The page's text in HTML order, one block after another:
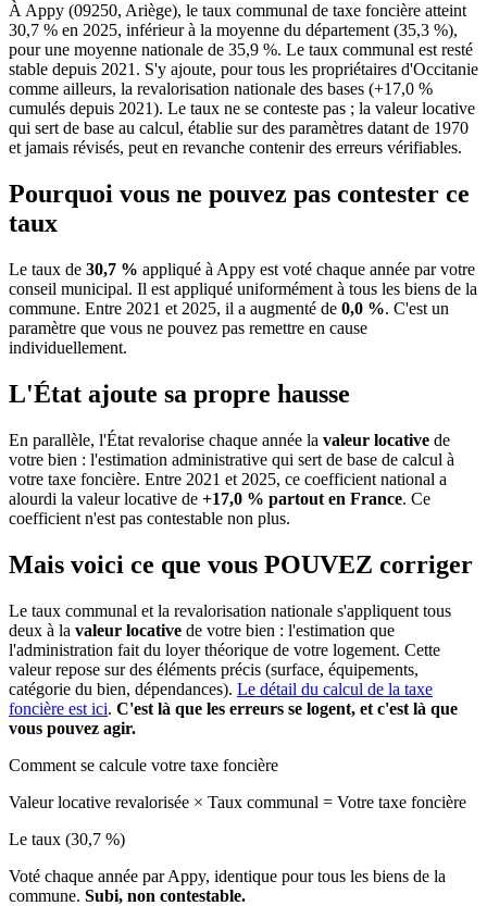
À Appy (09250, Ariège), le taux communal de taxe foncière atteint
30,7 % en 2025, inférieur à la moyenne du département (35,3 %),
pour une moyenne nationale de 35,9 %. Le taux communal est resté
stable depuis 2021. S'y ajoute, pour tous les propriétaires d'Occitanie
comme ailleurs, la revalorisation nationale des bases (+17,0 %
cumulés depuis 2021). Le taux ne se conteste pas ; la valeur locative
qui sert de base au calcul, établie sur des paramètres datant de 1970
et jamais révisés, peut en revanche contenir des erreurs vérifiables.
Pourquoi vous ne pouvez pas contester ce
taux
Le taux de 30,7 % appliqué à Appy est voté chaque année par votre
conseil municipal. Il est appliqué uniformément à tous les biens de la
commune. Entre 2021 et 2025, il a augmenté de 0,0 %. C'est un
paramètre que vous ne pouvez pas remettre en cause
individuellement.
L'État ajoute sa propre hausse
En parallèle, l'État revalorise chaque année la valeur locative de
votre bien : l'estimation administrative qui sert de base de calcul à
votre taxe foncière. Entre 2021 et 2025, ce coefficient national a
alourdi la valeur locative de +17,0 % partout en France. Ce
coefficient n'est pas contestable non plus.
Mais voici ce que vous POUVEZ corriger
Le taux communal et la revalorisation nationale s'appliquent tous
deux à la valeur locative de votre bien : l'estimation que
l'administration fait du loyer théorique de votre logement. Cette
valeur repose sur des éléments précis (surface, équipements,
catégorie du bien, dépendances). Le détail du calcul de la taxe
foncière est ici. C'est là que les erreurs se logent, et c'est là que
vous pouvez agir.
Comment se calcule votre taxe foncière
Valeur locative revalorisée × Taux communal = Votre taxe foncière
Le taux (30,7 %)
Voté chaque année par Appy, identique pour tous les biens de la
commune. Subi, non contestable.